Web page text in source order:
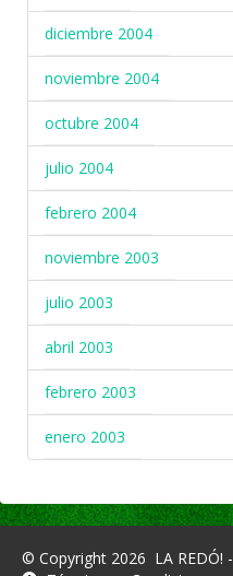
diciembre 2004
noviembre 2004
octubre 2004
julio 2004
febrero 2004
noviembre 2003
julio 2003
abril 2003
febrero 2003
enero 2003
© Copyright 2026 LA REDÓ! -